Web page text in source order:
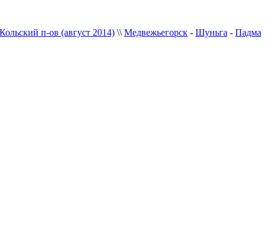
п-ов (август 2014) \\ Медвежьегорск - Шуньга - Падма